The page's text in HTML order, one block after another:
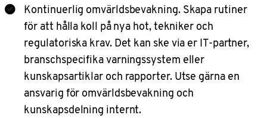
Kontinuerlig omvärldsbevakning. Skapa rutiner
för att hålla koll på nya hot, tekniker och
regulatoriska krav. Det kan ske via er IT-partner,
branschspecifika varningssystem eller
kunskapsartiklar och rapporter. Utse gärna en
ansvarig för omvärldsbevakning och
kunskapsdelning internt.